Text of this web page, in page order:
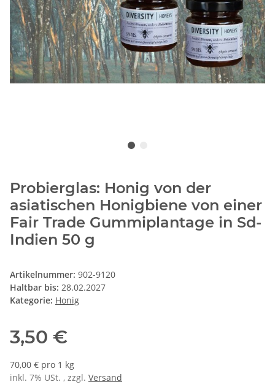
Probierglas: Honig von der
asiatischen Honigbiene von einer
Fair Trade Gummiplantage in Sd-
Indien 50 g
Artikelnummer: 902-9120
Haltbar bis: 28.02.2027
Kategorie: Honig
3,50 €
70,00 € pro 1 kg
inkl. 7% USt. , zzgl. Versand